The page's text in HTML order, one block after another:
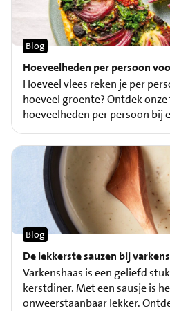
Hoeveelheden per persoon
Blog
Hoeveel vlees reken je per
hoeveel groente? Ontdek
hoeveelheden per persoon bij
De lekkerste sauzen bij
Blog
Varkenshaas is een geliefd
kerstdiner. Met een sausje is
onweerstaanbaar lekker.